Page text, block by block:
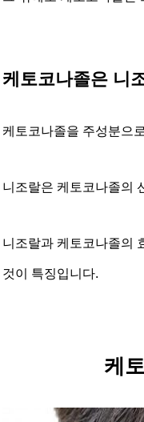
케토코나졸은 니
케토코나졸을 주성분으
니조랄은 케토코나졸의
니조랄과 케토코나졸의
것이 특징입니다.
케